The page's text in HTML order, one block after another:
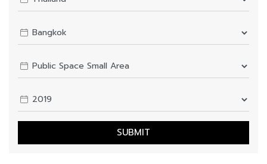
SUBMIT